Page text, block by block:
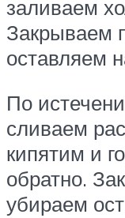
заливаем
Закрываем
оставляем
По
сливаем
кипятим и
обратно.
убираем